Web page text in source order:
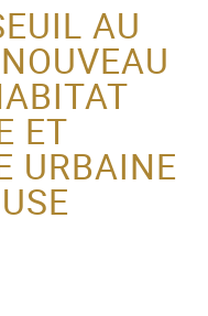
DE LA
DE
AU
ET
URBAINE